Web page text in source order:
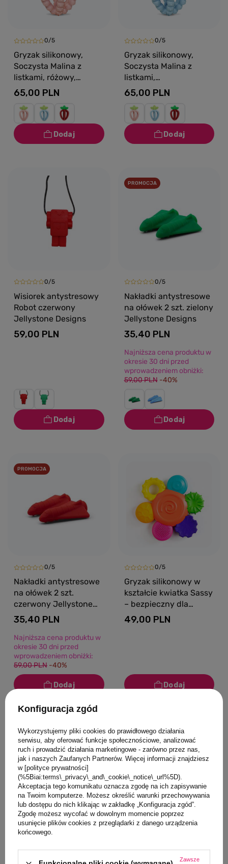
0/5
Gryzak silikonowy,
Soczysta Malina z
listkami, różowy,
RaZbaby
65,00 PLN
0/5
Gryzak silikonowy,
Soczysta Malina z
listkami,
niebieski,RaZbaby
65,00 PLN
0/5
Wisiorek antystresowy
Robot czerwony
Jellystone Designs
59,00 PLN
PROMOCJA
0/5
Nakładki antystresowe
na ołówek 2 szt. zielony
Jellystone Designs
35,40 PLN
Najniższa cena produktu w
okresie 30 dni przed
wprowadzeniem obniżki:
59,00 PLN -40%
PROMOCJA
0/5
Nakładki antystresowe
na ołówek 2 szt.
czerwony Jellystone
Designs
35,40 PLN
Najniższa cena produktu w
okresie 30 dni przed
wprowadzeniem obniżki:
59,00 PLN -40%
0/5
Gryzak silikonowy w
kształcie kwiatka Sassy
– bezpieczny dla
niemowląt 3m+
49,00 PLN
0/5
Soczysta Malina Plus,
Konfiguracja zgód
Wykorzystujemy pliki cookies do prawidłowego działania
serwisu, aby oferować funkcje społecznościowe, analizować
ruch i prowadzić działania marketingowe - zarówno przez nas,
jak i naszych Zaufanych Partnerów. Więcej informacji znajdziesz
w [polityce prywatności]
(%5Biai:terms\_privacy\_and\_cookie\_notice\_url%5D).
Akceptacja tego komunikatu oznacza zgodę na ich zapisywanie
na Twoim komputerze. Możesz określić warunki przechowywania
lub dostępu do nich klikając w zakładkę „Konfiguracja zgód”.
Zgodę możesz wycofać w dowolnym momencie poprzez
usunięcie plików cookies z przeglądarki z danego urządzenia
końcowego.
Zawsze